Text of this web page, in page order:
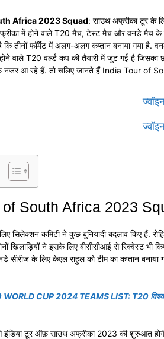
Africa 2023 Squad: साउथ अफ्रीका टूर के
में होने वाले T20 मैच, टेस्ट मैच और वनडे मैच के
कि तीनों फॉर्मेट में अलग-अलग कप्तान बनाया गया है.
वाले T20 वर्ल्ड कप की तैयारी में जुट गई है जिसका
नजर आ रहे हैं. तो चलिए जानते हैं India Tour
of South Africa 2023
सिलेक्शन कमिटी ने कुछ बुनियादी बदलाव किए हैं.
खिलाड़ियों ने इसके लिए बीसीसीआई से रिक्वेस्ट भी
सीरीज के लिए केएल राहुल को टीम का कप्तान
CUP 2024 TEAMS LIST: T20 विश्व
इंडिया टूर ऑफ़ साउथ अफ्रीका 2023 की शुरुआत